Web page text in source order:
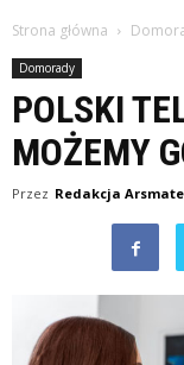
Strona główna
Domorady
POLSKI
MOŻEMY
Przez Redakcja